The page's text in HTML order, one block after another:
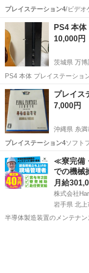
プレイステーション4
秋田 由利本荘市 羽
プレイステーション4
10,000円
茨城県 万博
PS4 本体 プレイステーショ
500GB
茨城 つくば市 万博
プレイス
7,000円
沖縄県 糸満
プレイステーション4ソフト
沖縄 糸満市 おもちゃ
≪寮完備
での機械
月給
株式会社
岩手県 北上
半導体製造装置のメンテナンス